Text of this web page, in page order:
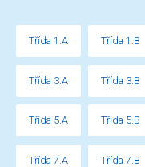
Třída 1.A Třída 1.B
Třída 3.A Třída 3.B
Třída 5.A Třída 5.B
Třída 7.A Třída 7.B